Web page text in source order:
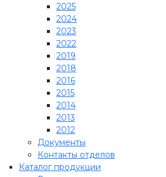
2025
2024
2023
2022
2019
2018
2016
2015
2014
2013
2012
Документы
Контакты отделов
Каталог продукции